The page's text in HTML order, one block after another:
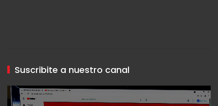
Suscribite a nuestro canal